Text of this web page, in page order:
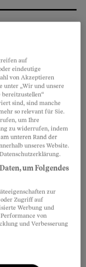
wir alles in
Und dann
wir uns beim
in den
auf
eindeutige
von Akzeptieren
„Wir und unsere
sind, sind manche
so relevant für Sie.
um Ihre
zu widerrufen, indem
unteren Rand der
unseres Website.
um Folgendes
zur
Zugriff auf
Werbung und
von
und Verbesserung